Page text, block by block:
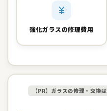
強化ガラスの修理費用
【PR】ガラスの修理・交換